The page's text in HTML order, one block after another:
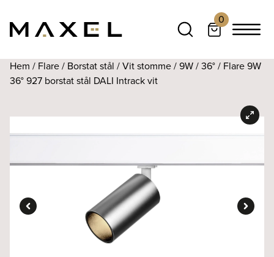
0
Hem / Flare/ Borstat stål /Vit stomme/9W/36°/ Flare 9W
36° 927 borstat stål DALI Intrack vit